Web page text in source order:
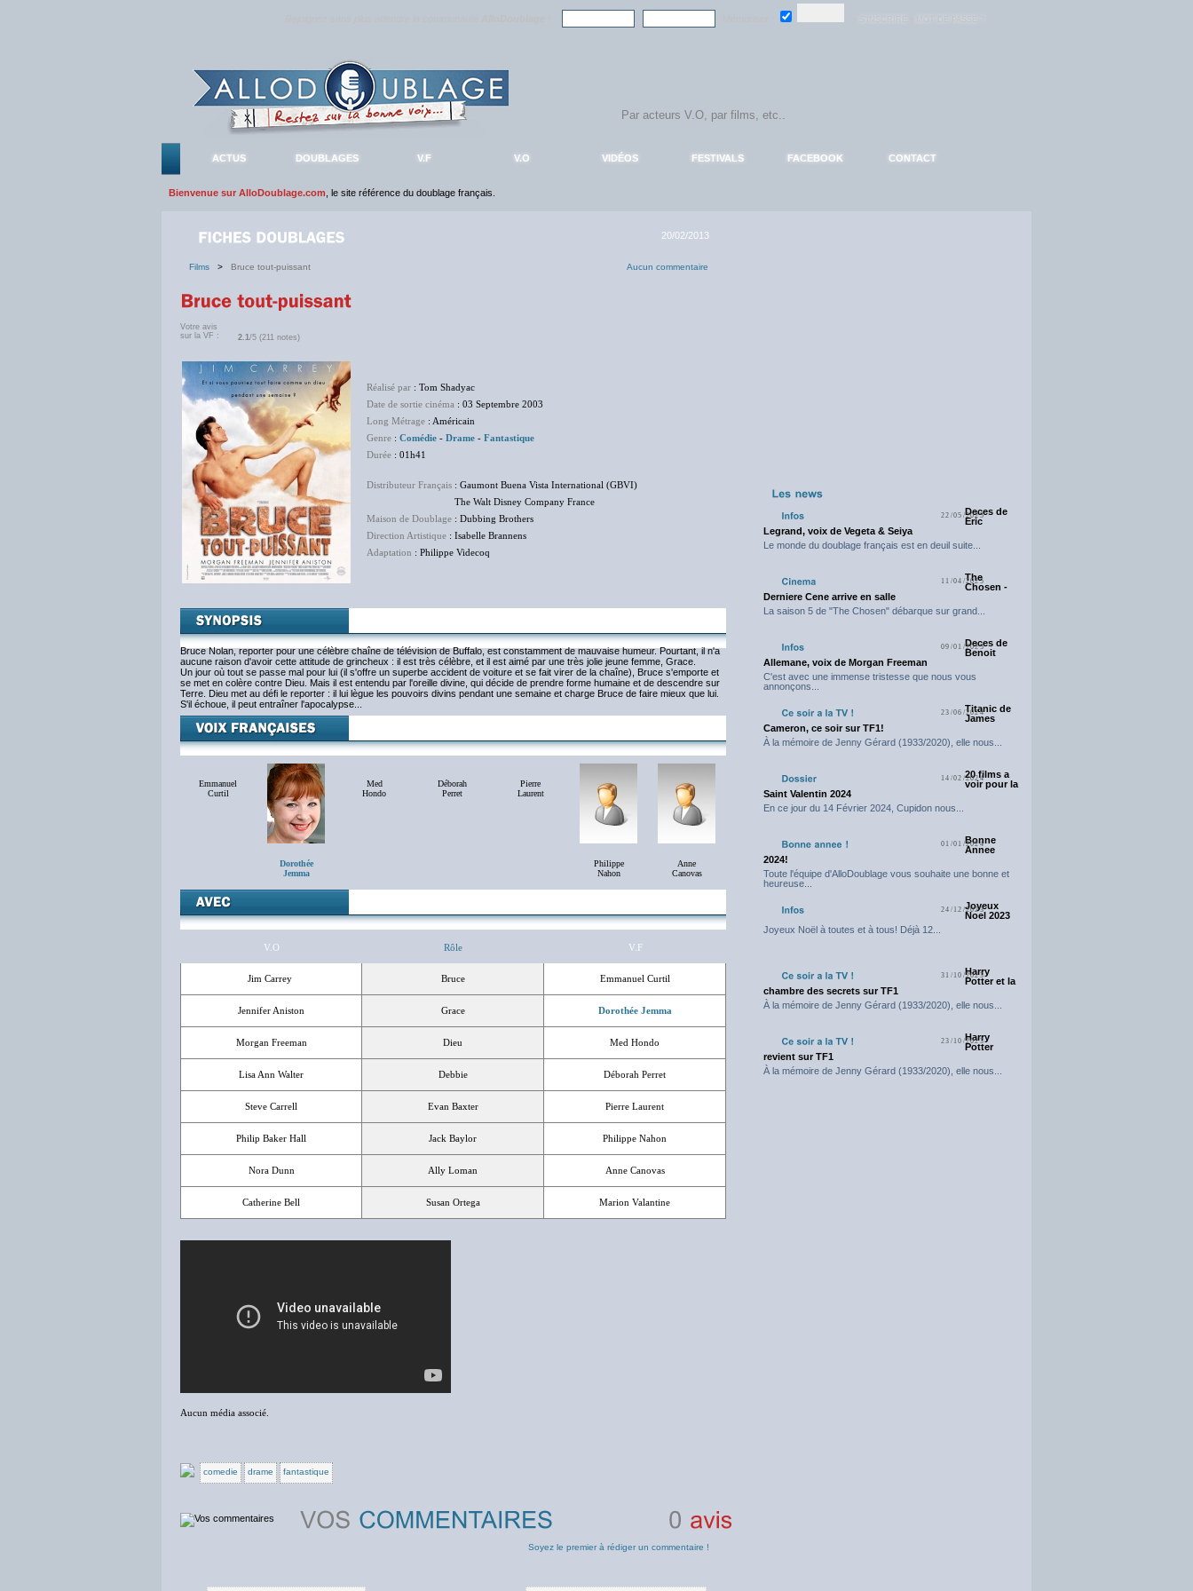
ACTUS DOUBLAGES V.F V.O VIDÉOS FESTIVALS FACEBOOK CONTACT
Bienvenue sur AlloDoublage.com , le site référence du doublage français.
20/02/2013
Films > Bruce tout-puissant Aucun commentaire
Votre avis
sur la VF :
2.1/5 (211 notes)
Réalisé par : Tom Shadyac
Date de sortie cinéma : 03 Septembre 2003
Long Métrage : Américain
Genre : Comédie - Drame - Fantastique
Durée : 01h41
Distributeur Français : Gaumont Buena Vista International (GBVI)
The Walt Disney Company France
Maison de Doublage : Dubbing Brothers
Direction Artistique : Isabelle Brannens
Adaptation : Philippe Videcoq
Bruce Nolan, reporter pour une célèbre chaîne de télévision de Buffalo, est constamment de mauvaise humeur. Pourtant, il n'a
aucune raison d'avoir cette attitude de grincheux : il est très célèbre, et il est aimé par une très jolie jeune femme, Grace.
Un jour où tout se passe mal pour lui (il s'offre un superbe accident de voiture et se fait virer de la chaîne), Bruce s'emporte et
se met en colère contre Dieu. Mais il est entendu par l'oreille divine, qui décide de prendre forme humaine et de descendre sur
Terre. Dieu met au défi le reporter : il lui lègue les pouvoirs divins pendant une semaine et charge Bruce de faire mieux que lui.
S'il échoue, il peut entraîner l'apocalypse...
Emmanuel
Curtil
Dorothée
Jemma
Med
Hondo
Déborah
Perret
Pierre
Laurent
Philippe
Nahon
Anne
Canovas
V.O Rôle V.F
Jim Carrey Bruce Emmanuel Curtil
Jennifer Aniston Grace Dorothée Jemma
Morgan Freeman Dieu Med Hondo
Lisa Ann Walter Debbie Déborah Perret
Steve Carrell Evan Baxter Pierre Laurent
Philip Baker Hall Jack Baylor Philippe Nahon
Nora Dunn Ally Loman Anne Canovas
Catherine Bell Susan Ortega Marion Valantine
Aucun média associé.
comedie drame fantastique
Soyez le premier à rédiger un commentaire !
22/05/2025Deces de
Eric
Legrand, voix de Vegeta & Seiya
Le monde du doublage français est en deuil suite...
11/04/2025
The
Chosen -
Derniere Cene arrive en salle
La saison 5 de "The Chosen" débarque sur grand...
09/01/2025Deces de
Benoit
Allemane, voix de Morgan Freeman
C'est avec une immense tristesse que nous vous
annonçons...
23/06/2024Titanic de
James
Cameron, ce soir sur TF1!
À la mémoire de Jenny Gérard (1933/2020), elle nous...
14/02/202420 films a
voir pour la
Saint Valentin 2024
En ce jour du 14 Février 2024, Cupidon nous...
01/01/2024
Bonne
Annee
2024!
Toute l'équipe d'AlloDoublage vous souhaite une bonne et
heureuse...
24/12/2023
Joyeux
Noel 2023
Joyeux Noël à toutes et à tous! Déjà 12...
31/10/2023
Harry
Potter et la
chambre des secrets sur TF1
À la mémoire de Jenny Gérard (1933/2020), elle nous...
23/10/2023
Harry
Potter
revient sur TF1
À la mémoire de Jenny Gérard (1933/2020), elle nous...